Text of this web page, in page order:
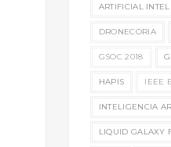
ARTIFICIAL
DRONECORIA
GSOC 2018
HAPIS IEEE
INTELIGENCIA
LIQUID GALAXY